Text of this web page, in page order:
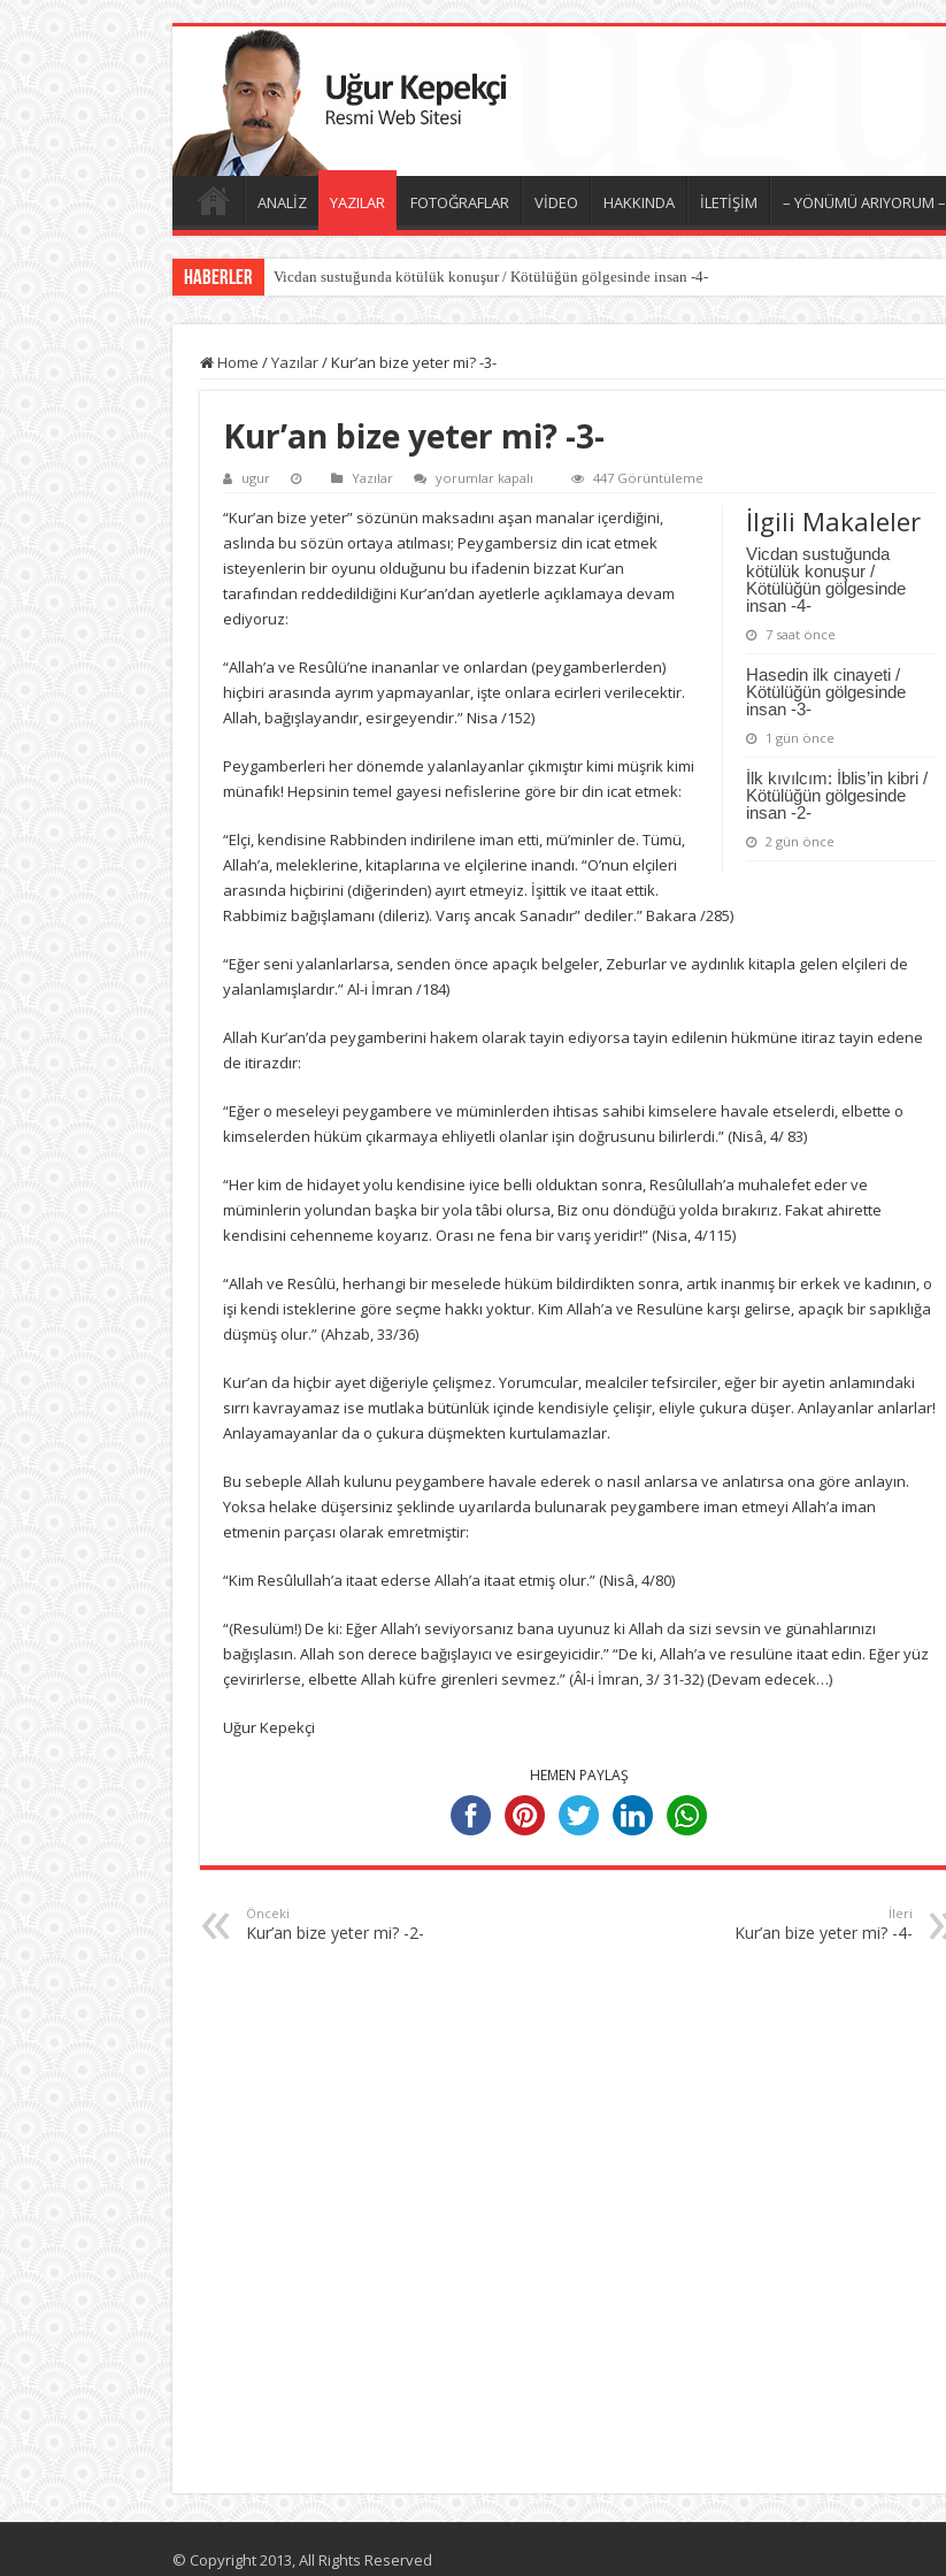
ANALİZ YAZILAR FOTOĞRAFLAR VİDEO HAKKINDA İLETİŞİM – YÖNÜMÜ ARIYORUM –
Haberler Vicdan sustuğunda kötülük konuşur / Kötülüğün gölgesinde insan -4-
Home /Yazılar/Kur’an bize yeter mi? -3-
Kur’an bize yeter mi? -3-
ugur Yazılar
Kur’an
yeter
mi?
-3-
için
yorumlar kapalı 447 Görüntüleme
İlgili Makaleler
Vicdan sustuğunda
kötülük konuşur /
Kötülüğün gölgesinde
insan -4-
7 saat önce
Hasedin ilk cinayeti /
Kötülüğün gölgesinde
insan -3-
1 gün önce
İlk kıvılcım: İblis’in kibri /
Kötülüğün gölgesinde
insan -2-
2 gün önce
“Kur’an bize yeter” sözünün maksadını aşan manalar içerdiğini,
aslında bu sözün ortaya atılması; Peygambersiz din icat etmek
isteyenlerin bir oyunu olduğunu bu ifadenin bizzat Kur’an
tarafından reddedildiğini Kur’an’dan ayetlerle açıklamaya devam
ediyoruz:
“Allah’a ve Resûlü’ne inananlar ve onlardan (peygamberlerden)
hiçbiri arasında ayrım yapmayanlar, işte onlara ecirleri verilecektir.
Allah, bağışlayandır, esirgeyendir.” Nisa /152)
Peygamberleri her dönemde yalanlayanlar çıkmıştır kimi müşrik kimi
münafık! Hepsinin temel gayesi nefislerine göre bir din icat etmek:
“Elçi, kendisine Rabbinden indirilene iman etti, mü’minler de. Tümü,
Allah’a, meleklerine, kitaplarına ve elçilerine inandı. “O’nun elçileri
arasında hiçbirini (diğerinden) ayırt etmeyiz. İşittik ve itaat ettik.
Rabbimiz bağışlamanı (dileriz). Varış ancak Sanadır” dediler.” Bakara /285)
“Eğer seni yalanlarlarsa, senden önce apaçık belgeler, Zeburlar ve aydınlık kitapla gelen elçileri de
yalanlamışlardır.” Al-i İmran /184)
Allah Kur’an’da peygamberini hakem olarak tayin ediyorsa tayin edilenin hükmüne itiraz tayin edene
de itirazdır:
“Eğer o meseleyi peygambere ve müminlerden ihtisas sahibi kimselere havale etselerdi, elbette o
kimselerden hüküm çıkarmaya ehliyetli olanlar işin doğrusunu bilirlerdi.” (Nisâ, 4/ 83)
“Her kim de hidayet yolu kendisine iyice belli olduktan sonra, Resûlullah’a muhalefet eder ve
müminlerin yolundan başka bir yola tâbi olursa, Biz onu döndüğü yolda bırakırız. Fakat ahirette
kendisini cehenneme koyarız. Orası ne fena bir varış yeridir!” (Nisa, 4/115)
“Allah ve Resûlü, herhangi bir meselede hüküm bildirdikten sonra, artık inanmış bir erkek ve kadının, o
işi kendi isteklerine göre seçme hakkı yoktur. Kim Allah’a ve Resulüne karşı gelirse, apaçık bir sapıklığa
düşmüş olur.” (Ahzab, 33/36)
Kur’an da hiçbir ayet diğeriyle çelişmez. Yorumcular, mealciler tefsirciler, eğer bir ayetin anlamındaki
sırrı kavrayamaz ise mutlaka bütünlük içinde kendisiyle çelişir, eliyle çukura düşer. Anlayanlar anlarlar!
Anlayamayanlar da o çukura düşmekten kurtulamazlar.
Bu sebeple Allah kulunu peygambere havale ederek o nasıl anlarsa ve anlatırsa ona göre anlayın.
Yoksa helake düşersiniz şeklinde uyarılarda bulunarak peygambere iman etmeyi Allah’a iman
etmenin parçası olarak emretmiştir:
“Kim Resûlullah’a itaat ederse Allah’a itaat etmiş olur.” (Nisâ, 4/80)
“(Resulüm!) De ki: Eğer Allah’ı seviyorsanız bana uyunuz ki Allah da sizi sevsin ve günahlarınızı
bağışlasın. Allah son derece bağışlayıcı ve esirgeyicidir.” “De ki, Allah’a ve resulüne itaat edin. Eğer yüz
çevirirlerse, elbette Allah küfre girenleri sevmez.” (Âl-i İmran, 3/ 31-32) (Devam edecek…)
Uğur Kepekçi
HEMEN PAYLAŞ
Önceki
Kur’an bize yeter mi? -2-
İleri
Kur’an bize yeter mi? -4-
© Copyright 2013, All Rights Reserved